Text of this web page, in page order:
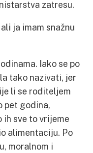
zatresu.
ja imam snažnu
Iako se po
tako nazivati, jer
li se roditeljem
pet godina,
ih sve to vrijeme
alimentaciju. Po
moralnom i